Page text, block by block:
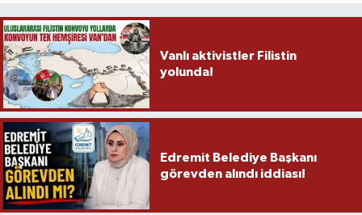
Vanlı aktivistler Filistin
yolunda!
Edremit Belediye Başkanı
görevden alındı iddiası!